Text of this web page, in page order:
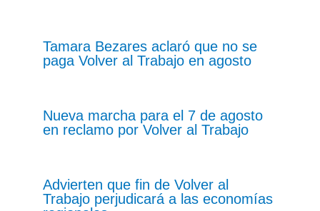
Tamara Bezares aclaró que no se
paga Volver al Trabajo en agosto
Nueva marcha para el 7 de agosto
en reclamo por Volver al Trabajo
Advierten que fin de Volver al
Trabajo perjudicará a las economías